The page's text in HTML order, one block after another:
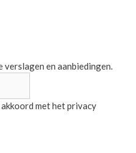
verslagen en aanbiedingen.
met het privacy